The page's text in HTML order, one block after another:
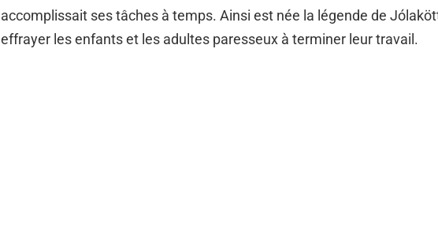
accomplissait ses tâches à temps. Ainsi est née la légende de
effrayer les enfants et les adultes paresseux à terminer leur travail.